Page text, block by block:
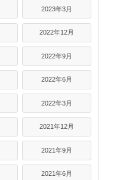
2023年3月
2022年12月
2022年9月
2022年6月
2022年3月
2021年12月
2021年9月
2021年6月